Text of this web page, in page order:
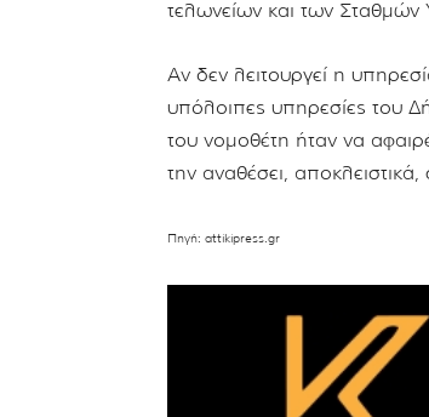
τελωνείων και των Σταθμών
Αν δεν λειτουργεί η
υπόλοιπες υπηρεσίες του
του νομοθέτη ήταν να
την αναθέσει,
Πηγή: attikipress.gr